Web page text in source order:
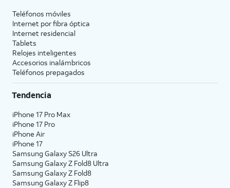
Teléfonos móviles
Internet por fibra óptica
Internet residencial
Tablets
Relojes inteligentes
Accesorios inalámbricos
Teléfonos prepagados
Tendencia
iPhone 17 Pro Max
iPhone 17 Pro
iPhone Air
iPhone 17
Samsung Galaxy S26 Ultra
Samsung Galaxy Z Fold8 Ultra
Samsung Galaxy Z Fold8
Samsung Galaxy Z Flip8